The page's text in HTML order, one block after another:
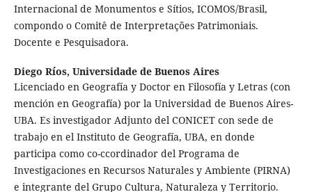
Internacional de Monumentos e Sítios, ICOMOS/Brasil,
compondo o Comitê de Interpretações Patrimoniais.
Docente e Pesquisadora.
Diego Ríos, Universidade de Buenos Aires
Licenciado en Geografía y Doctor en Filosofía y Letras (con
mención en Geografía) por la Universidad de Buenos Aires-
UBA. Es investigador Adjunto del CONICET con sede de
trabajo en el Instituto de Geografía, UBA, en donde
participa como co-ccordinador del Programa de
Investigaciones en Recursos Naturales y Ambiente (PIRNA)
e integrante del Grupo Cultura, Naturaleza y Territorio.